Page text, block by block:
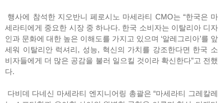
행사에 참석한 지오반니 페로시노 마세라티 CMO는 “한국은 마
세라티에게 중요한 시장 중 하나다. 한국 소비자는 이탈리아 디자
인과 문화에 대한 높은 이해도를 가지고 있으며 ‘알레그리아’를 앞
세워 이탈리안 럭셔리, 성능, 혁신의 가치를 강조한다면 한국 소
비자들에게 더 많은 공감을 불러 일으킬 것이라 확신한다”고 전했
다.
다비데 다네신 마세라티 엔지니어링 총괄은 “마세라티 그레칼레